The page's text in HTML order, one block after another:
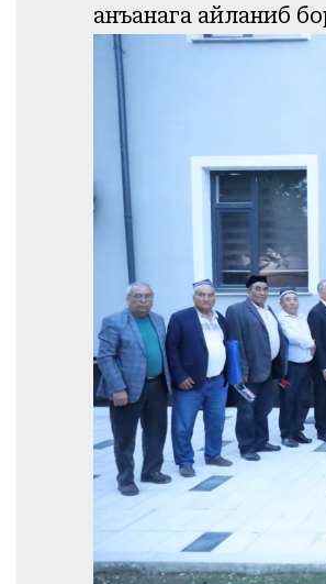
анъанага айланиб